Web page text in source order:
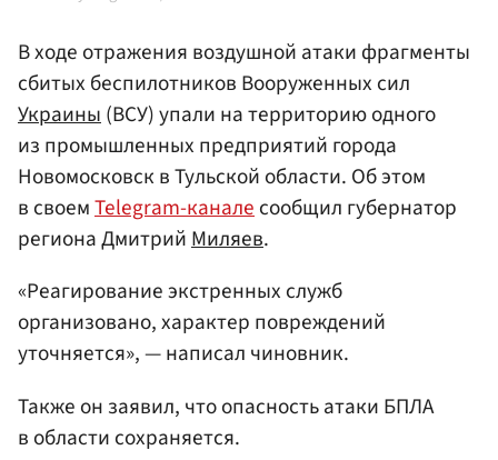
В ходе отражения воздушной атаки фрагменты
сбитых беспилотников Вооруженных сил
Украины(ВСУ) упали на территорию одного
из промышленных предприятий города
Новомосковск в Тульской области. Об этом
в своемTelegram-каналесообщил губернатор
региона ДмитрийМиляев.
«Реагирование экстренных служб
организовано, характер повреждений
уточняется», — написал чиновник.
Также он заявил, что опасность атаки БПЛА
в области сохраняется.